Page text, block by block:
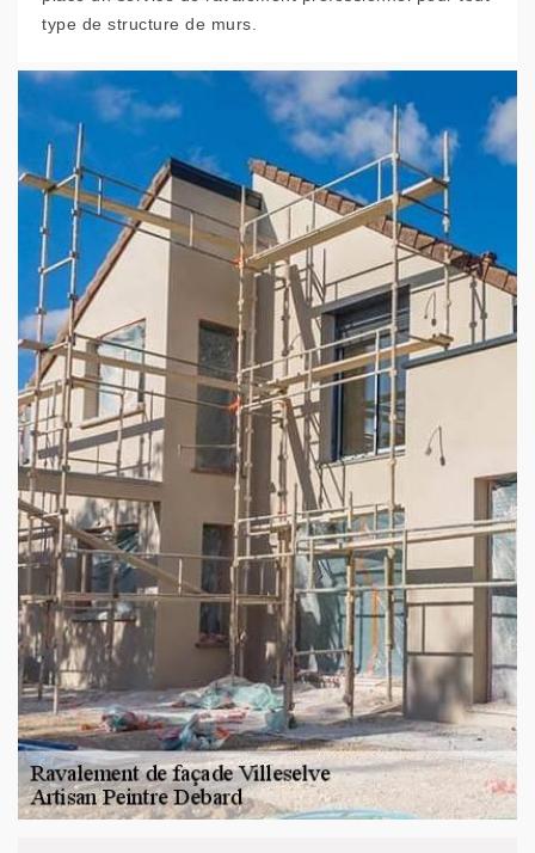
type de structure de murs.